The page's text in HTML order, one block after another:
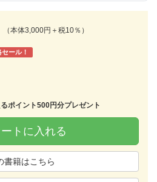
（本体3,000円＋税10％）
ール！
ポイント500円分プレゼント
トに入れる
書籍はこちら